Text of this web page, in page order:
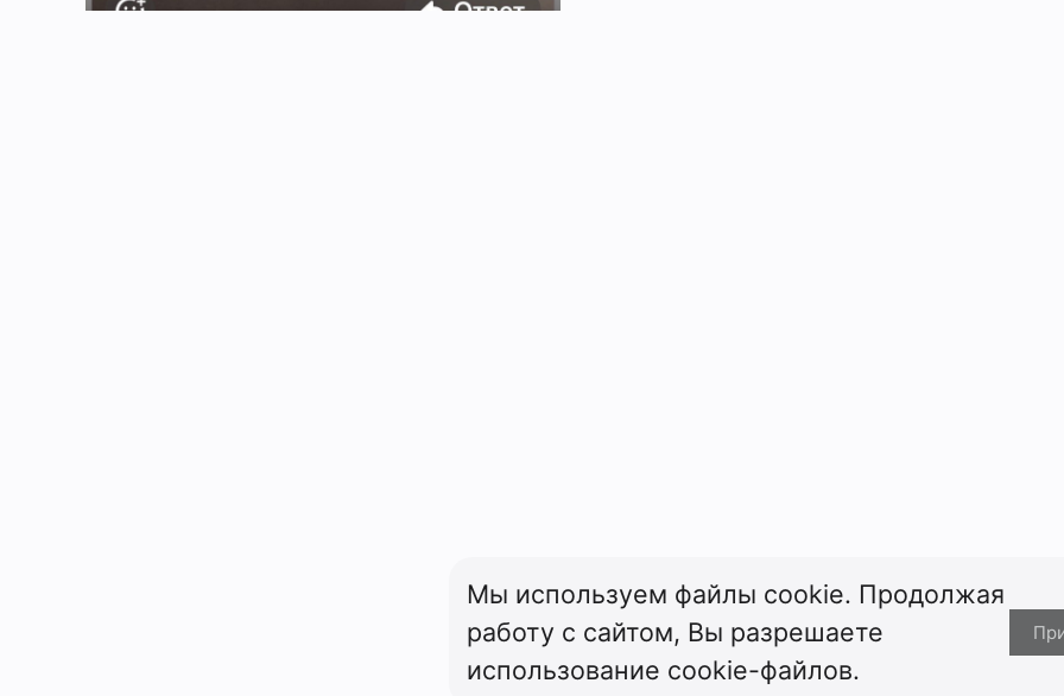
Мы используем файлы cookie. Продолжая
работу с сайтом, Вы разрешаете
использование cookie-файлов.